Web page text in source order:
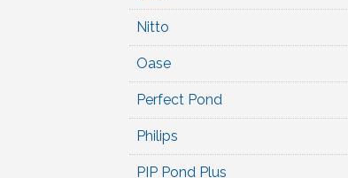
Nitto
Oase
Perfect Pond
Philips
PIP Pond Plus